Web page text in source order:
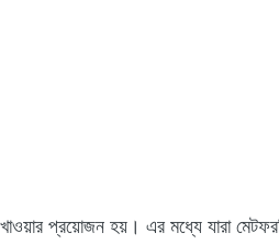
প্রয়োজন হয়। এর মধ্যে যারা